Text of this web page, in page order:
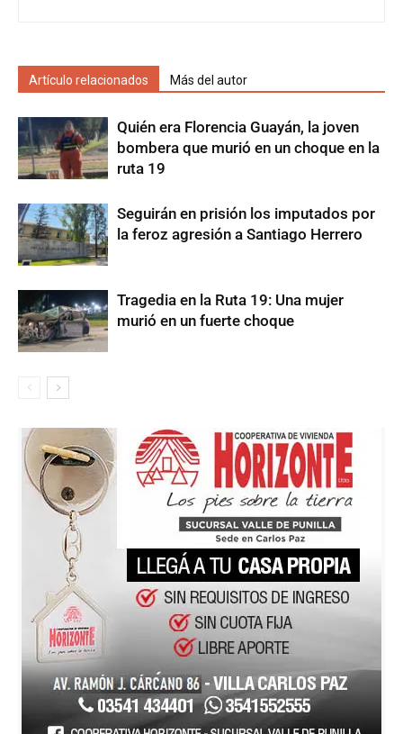
Artículo relacionados Más del autor
Quién era Florencia Guayán, la joven
bombera que murió en un choque en la
ruta 19
Seguirán en prisión los imputados por
la feroz agresión a Santiago Herrero
Tragedia en la Ruta 19: Una mujer
murió en un fuerte choque